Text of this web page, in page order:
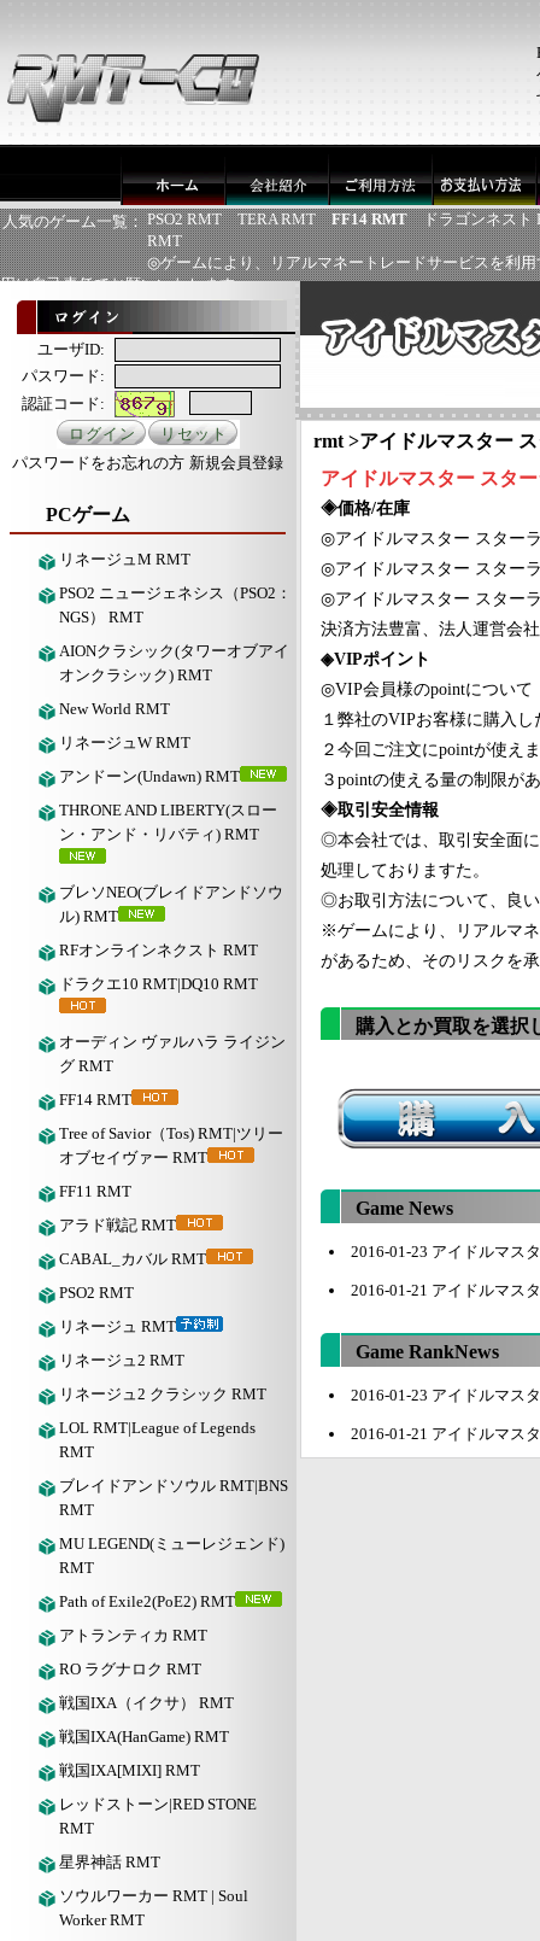
人気のゲーム一覧： PSO2 RMT TERA RMT FF14 RMT
ドラゴンネスト
RMT
◎ゲームにより、リアルマネートレードサービスを利
用は自己責任でお願いいたします
ユーザID:
パスワード:
認証コード:
パスワードをお忘れの方 新規会員登録
PCゲーム
リネージュM RMT
PSO2 ニュージェネシス（PSO2：
NGS） RMT
AIONクラシック(タワーオブアイ
オンクラシック) RMT
New World RMT
リネージュW RMT
アンドーン(Undawn) RMT
THRONE AND LIBERTY(スロー
ン・アンド・リバティ) RMT
ブレソNEO(ブレイドアンドソウ
ル) RMT
RFオンラインネクスト RMT
ドラクエ10 RMT|DQ10 RMT
オーディン ヴァルハラ ライジン
グ RMT
FF14 RMT
Tree of Savior（Tos) RMT|ツリー
オブセイヴァー RMT
FF11 RMT
アラド戦記 RMT
CABAL_カバル RMT
PSO2 RMT
リネージュ RMT
リネージュ2 RMT
リネージュ2 クラシック RMT
LOL RMT|League of Legends
RMT
ブレイドアンドソウル RMT|BNS
RMT
MU LEGEND(ミューレジェンド)
RMT
Path of Exile2(PoE2) RMT
アトランティカ RMT
RO ラグナロク RMT
戦国IXA（イクサ） RMT
戦国IXA(HanGame) RMT
戦国IXA[MIXI] RMT
レッドストーン|RED STONE
RMT
星界神話 RMT
ソウルワーカー RMT | Soul
Worker RMT
rmt >アイドルマスター
アイドルマスター スタ
◈価格/在庫
◎アイドルマスター スター
◎アイドルマスター スター
◎アイドルマスター スター
決済方法豊富、法人運営会
◈VIPポイント
◎VIP会員様のpointについて
１弊社のVIPお客様に購入
２今回ご注文にpointが使え
３pointの使える量の制限が
◈取引安全情報
◎本会社では、取引安全面
処理しておりますた。
◎お取引方法について、良
※ゲームにより、リアルマ
があるため、そのリスクを
購入とか買取を選択
Game News
2016-01-23 アイドルマス
2016-01-21 アイドルマス
Game RankNews
2016-01-23 アイドルマス
2016-01-21 アイドルマス